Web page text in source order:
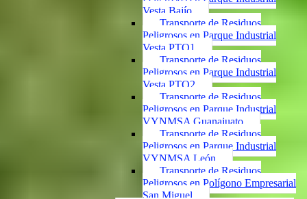
Vesta Bajío
Transporte de Residuos
Peligrosos en Parque Industrial
Vesta PTO1
Transporte de Residuos
Peligrosos en Parque Industrial
Vesta PTO2
Transporte de Residuos
Peligrosos en Parque Industrial
VYNMSA Guanajuato
Transporte de Residuos
Peligrosos en Parque Industrial
VYNMSA León
Transporte de Residuos
Peligrosos en Polígono Empresarial
San Miguel